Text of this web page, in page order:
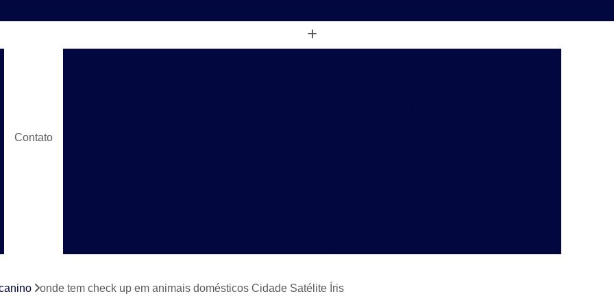
Contato
Check-up Veterinário em Cachorro
Check-up Veterinário para Gatos
onde tem check up em animais domésticos Cidade Satélite Íris